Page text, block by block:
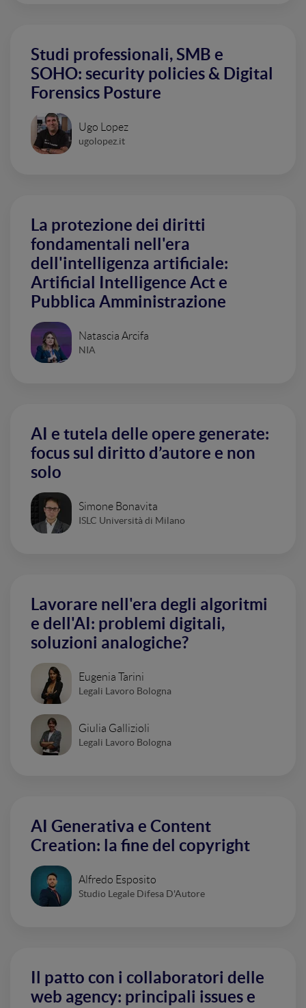
Studi professionali, SMB e
SOHO: security policies & Digital
Forensics Posture
Ugo Lopez
ugolopez.it
La protezione dei diritti
fondamentali nell'era
dell'intelligenza artificiale:
Artificial Intelligence Act e
Pubblica Amministrazione
Natascia Arcifa
NIA
AI e tutela delle opere generate:
focus sul diritto d’autore e non
solo
Simone Bonavita
ISLC Università di Milano
Lavorare nell'era degli algoritmi
e dell'AI: problemi digitali,
soluzioni analogiche?
Eugenia Tarini
Legali Lavoro Bologna
Giulia Gallizioli
Legali Lavoro Bologna
AI Generativa e Content
Creation: la fine del copyright
Alfredo Esposito
Studio Legale Difesa D'Autore
Il patto con i collaboratori delle
web agency: principali issues e